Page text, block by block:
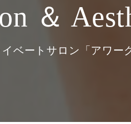
＆
ベートサロン「アワー